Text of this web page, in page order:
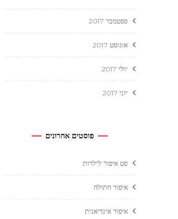
ספטמבר 2017
אוגוסט 2017
יולי 2017
יוני 2017
פוסטים אחרונים
סט איפור לילדות
איפור חתולה
איפור אינדיאנית